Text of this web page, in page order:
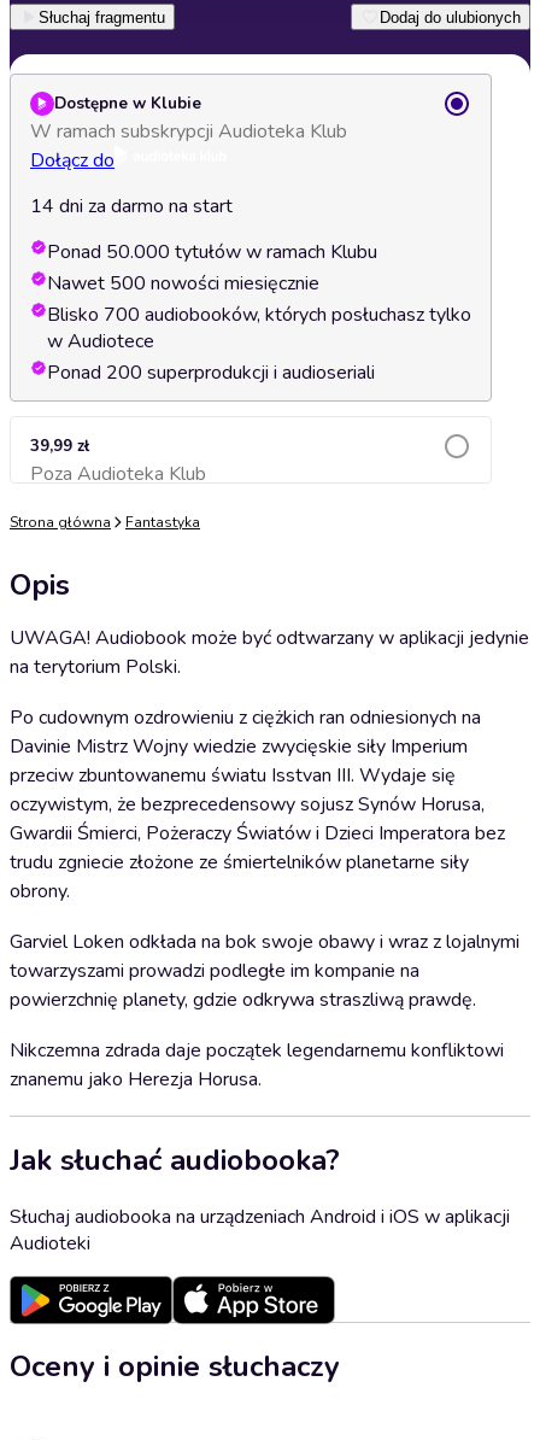
Słuchaj fragmentu Dodaj do ulubionych
Dostępne w Klubie
W ramach subskrypcji Audioteka Klub
Dołącz do
14 dni za darmo na start
Ponad 50.000 tytułów w ramach Klubu
Nawet 500 nowości miesięcznie
Blisko 700 audiobooków, których posłuchasz tylko
w Audiotece
Ponad 200 superprodukcji i audioseriali
39,99 zł
Poza Audioteka KlubDodaj do koszyka
Strona główna Fantastyka
Opis
UWAGA! Audiobook może być odtwarzany w aplikacji jedynie
na terytorium Polski.
Po cudownym ozdrowieniu z ciężkich ran odniesionych na
Davinie Mistrz Wojny wiedzie zwycięskie siły Imperium
przeciw zbuntowanemu światu Isstvan III. Wydaje się
oczywistym, że bezprecedensowy sojusz Synów Horusa,
Gwardii Śmierci, Pożeraczy Światów i Dzieci Imperatora bez
trudu zgniecie złożone ze śmiertelników planetarne siły
obrony.
Garviel Loken odkłada na bok swoje obawy i wraz z lojalnymi
towarzyszami prowadzi podległe im kompanie na
powierzchnię planety, gdzie odkrywa straszliwą prawdę.
Nikczemna zdrada daje początek legendarnemu konfliktowi
znanemu jako Herezja Horusa.
Jak słuchać audiobooka?
Słuchaj audiobooka na urządzeniach Android i iOS w aplikacji
Audioteki
Oceny i opinie słuchaczy